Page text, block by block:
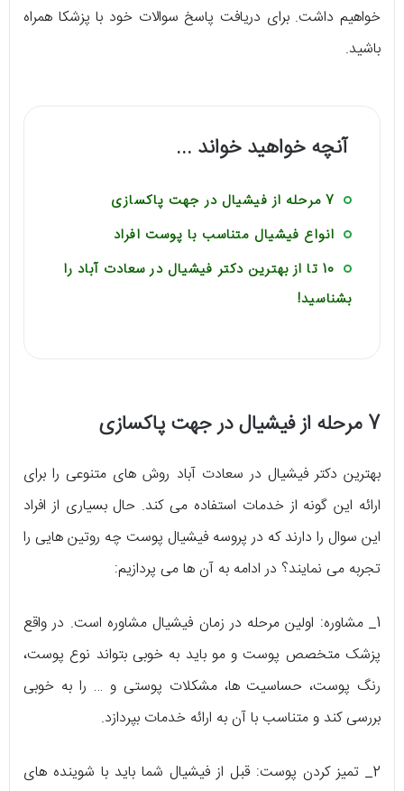
خواهیم داشت. برای دریافت پاسخ سوالات خود با پزشکا همراه
باشید.
آنچه خواهید خواند ...
7 مرحله از فیشیال در جهت پاکسازی
انواع فیشیال متناسب با پوست افراد
10 تا از بهترین دکتر فیشیال در سعادت آباد را
بشناسید!
7 مرحله از فیشیال در جهت پاکسازی
بهترین دکتر فیشیال در سعادت آباد روش‌ های متنوعی را برای
ارائه‌ این گونه از خدمات استفاده می‌ کند. حال بسیاری از افراد
این سوال را دارند که در پروسه‌ فیشیال پوست چه روتین هایی را
تجربه می‌ نمایند؟ در ادامه به آن ها می‌ پردازیم:
1_ مشاوره: اولین مرحله در زمان فیشیال مشاوره است. در واقع
پزشک متخصص پوست و مو باید به خوبی بتواند نوع پوست،
رنگ پوست، حساسیت‌ ها، مشکلات پوستی و … را به خوبی
بررسی کند و متناسب با آن به ارائه‌ خدمات بپردازد.
2_ تمیز کردن پوست: قبل از فیشیال شما باید با شوینده‌ های